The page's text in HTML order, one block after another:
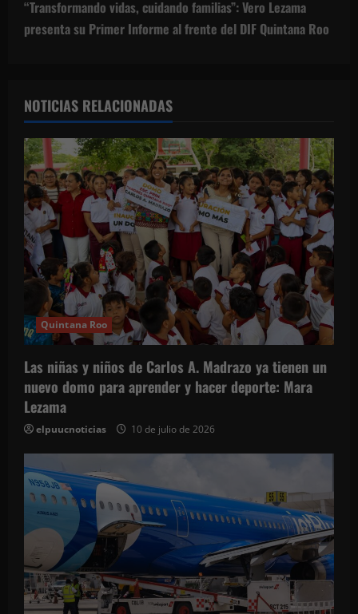
g
c
i
ó
n
d
e
n
t
r
a
d
a
s
“Transformando vidas, cuidando familias”: Vero Lezama
presenta su Primer Informe al frente del DIF Quintana Roo
NOTICIAS RELACIONADAS
Quintana Roo
Las niñas y niños de Carlos A. Madrazo ya tienen un
nuevo domo para aprender y hacer deporte: Mara
Lezama
elpuucnoticias 10 de julio de 2026